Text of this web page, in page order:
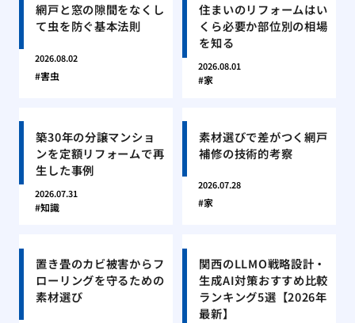
網戸と窓の隙間をなくし
て虫を防ぐ基本法則
2026.08.02
害虫
住まいのリフォームはい
くら必要か部位別の相場
を知る
2026.08.01
家
築30年の分譲マンショ
ンを定額リフォームで再
生した事例
2026.07.31
知識
素材選びで差がつく網戸
補修の技術的考察
2026.07.28
家
置き畳のカビ被害からフ
ローリングを守るための
素材選び
関西のLLMO戦略設計・
生成AI対策おすすめ比較
ランキング5選【2026年
最新】